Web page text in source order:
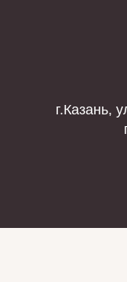
г.Казань,